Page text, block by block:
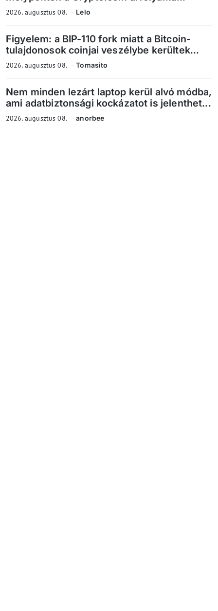
2026. augusztus 08. Lelo
Figyelem: a BIP-110 fork miatt a Bitcoin-
tulajdonosok coinjai veszélybe kerültek...
2026. augusztus 08. Tomasito
Nem minden lezárt laptop kerül alvó módba,
ami adatbiztonsági kockázatot is jelenthet...
2026. augusztus 08. anorbee